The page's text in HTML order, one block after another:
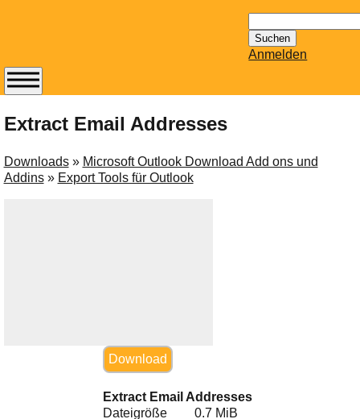
nach:
Anmelden
Extract Email Addresses
Downloads» Microsoft Outlook Download Add ons und
Addins» Export Tools für Outlook
Download
Extract Email Addresses
Dateigröße
0.7 MiB
Abonnieren Sie den
14-tägig
Newsletter von
Mailhilfe.de